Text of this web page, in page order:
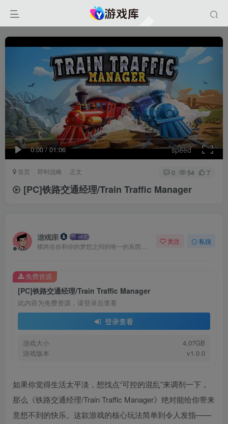
0:00/01:06 speed
首页 即时战略 正文 0 54 7
[PC]铁路交通经理/Train Traffic Manager
游戏库 关注 私信
[PC]铁路交通经理/Train Traffic Manager
此内容为免费资源，请登录后查看
登录查看
游戏大小
4.07GB
游戏版本
v1.0.0
免费资源
如果你觉得生活太平淡，想找点“可控的混乱”来调剂一下，
那么《铁路交通经理/Train Traffic Manager》绝对能给你带来
意想不到的快乐。这款游戏的核心玩法简单到令人发指——